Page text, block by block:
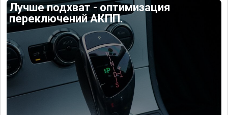
Лучше подхват - оптимизация
переключений АКПП.